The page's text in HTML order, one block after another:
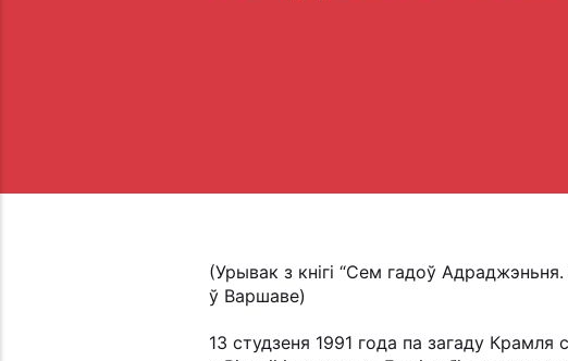
(Урывак з кнігі “Сем гадоў
ў Варшаве)
13 студзеня 1991 года па загаду Крамля